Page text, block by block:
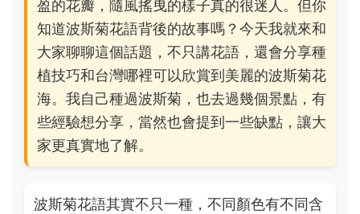
盈的花瓣，隨風搖曳的樣子真的很迷人。但你
知道波斯菊花語背後的故事嗎？今天我就來和
大家聊聊這個話題，不只講花語，還會分享種
植技巧和台灣哪裡可以欣賞到美麗的波斯菊花
海。我自己種過波斯菊，也去過幾個景點，有
些經驗想分享，當然也會提到一些缺點，讓大
家更真實地了解。
波斯菊花語其實不只一種，不同顏色有不同含